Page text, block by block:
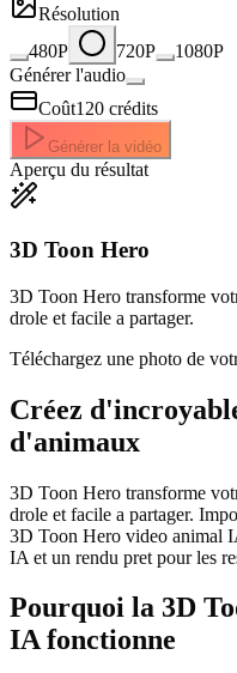
Résolution
480P
720P
1080P
Générer l'audio
Coût120 crédits
Générer la vidéo
Aperçu du résultat
3D Toon Hero
3D Toon Hero transforme
drole et facile a partager.
Téléchargez une photo de
Créez
d'animaux
3D Toon Hero transforme
drole et facile a partager.
3D Toon Hero video animal
IA et un rendu pret pour les
Pourquoi la 3D
IA fonctionne